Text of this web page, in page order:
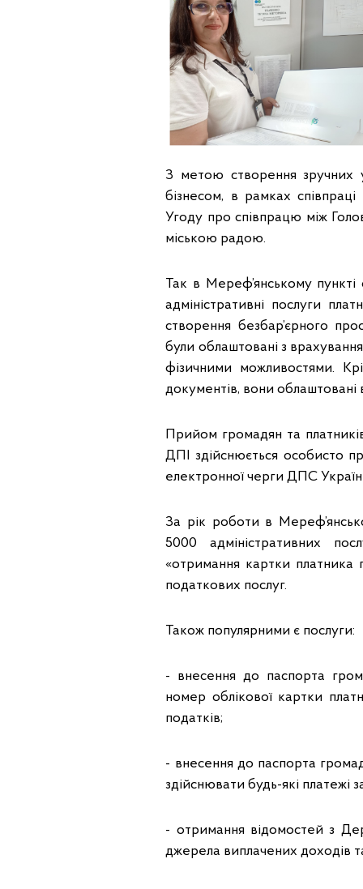
З метою створення зручних
бізнесом, в рамках
Угоду про співпрацю між
міською радою.
Так в Мереф’янському пункті
адміністративні послуги
створення безбар’єрного
були облаштовані з
фізичними можливостями.
документів, вони
Прийом громадян та
ДПІ здійснюється особисто
електронної черги ДПС
За рік роботи в
5000 адміністративних
«отримання картки платника
податкових послуг.
Також популярними є послуги:
- внесення до паспорта
номер облікової картки
податків;
- внесення до паспорта
здійснювати будь-які платежі
- отримання відомостей з
джерела виплачених доходів